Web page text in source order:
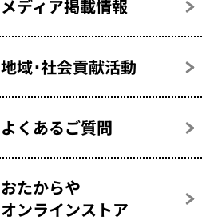
メディア掲載情報
地域･社会貢献活動
よくあるご質問
おたからや
オンラインストア